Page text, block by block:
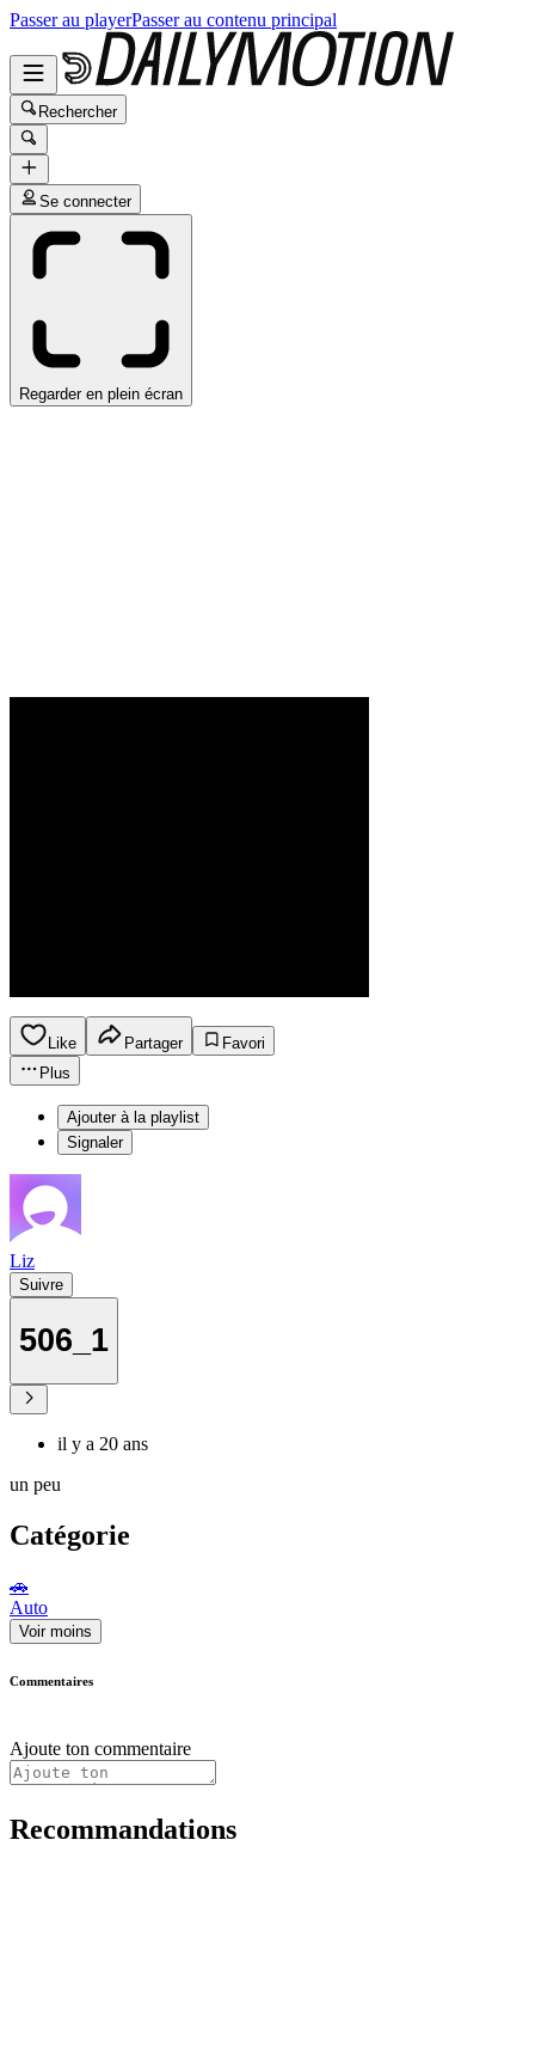
Passer au playerPasser au contenu principal
Rechercher
Se connecter
Regarder en plein écran
Like Partager
Favori
Plus
Ajouter à la playlist
Signaler
Liz
Suivre
506_1
il y a 20 ans
un peu
Catégorie
🚗
Auto
Voir moins
Commentaires
Ajoute ton commentaire
Recommandations